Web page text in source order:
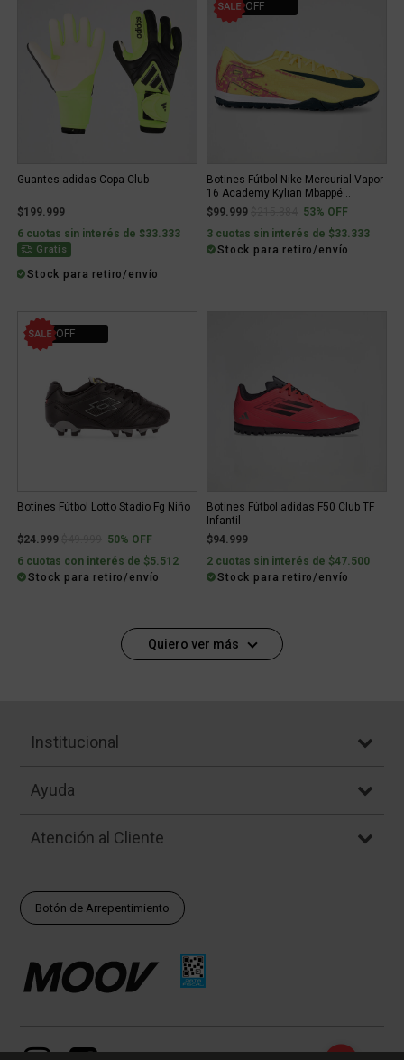
Guantes adidas Copa Club
$199.999
6 cuotas sin interés de $33.333
Gratis
Stock para retiro/envío
53% OFF
Botines Fútbol Nike Mercurial Vapor
16 Academy Kylian Mbappé...
$99.999
Price reduced from
to53% OFF
3 cuotas sin interés de $33.333
Stock para retiro/envío
50% OFF
Botines Fútbol Lotto Stadio Fg Niño
$24.999 Price reduced from
to50% OFF
6 cuotas con interés de $5.512
Stock para retiro/envío
Botines Fútbol adidas F50 Club TF
Infantil
$94.999
2 cuotas sin interés de $47.500
Stock para retiro/envío
Quiero ver más
Institucional
Ayuda
Atención al Cliente
Botón de Arrepentimiento